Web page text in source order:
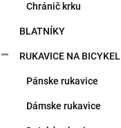
Chránič krku
BLATNÍKY
RUKAVICE NA BICYKEL
Pánske rukavice
Dámske rukavice